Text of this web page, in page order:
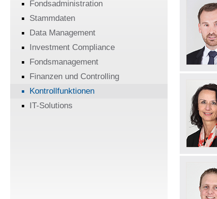
Fondsadministration
Stammdaten
Data Management
Investment Compliance
Fondsmanagement
Finanzen und Controlling
Kontrollfunktionen
IT-Solutions